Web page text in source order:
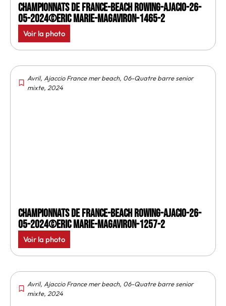
Championnats de France-Beach rowing-Ajacio-26-
05-2024©Eric Marie-MagAviron-1465-2
Voir la photo
Avril, Ajaccio France mer beach, 06-Quatre barre senior
mixte, 2024
Championnats de France-Beach rowing-Ajacio-26-
05-2024©Eric Marie-MagAviron-1257-2
Voir la photo
Avril, Ajaccio France mer beach, 06-Quatre barre senior
mixte, 2024